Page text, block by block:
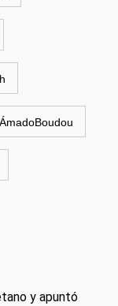
ÁmadoBoudou
y apuntó